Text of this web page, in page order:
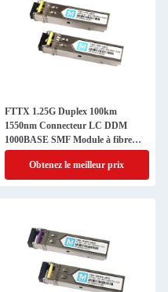
FTTX 1.25G Duplex 100km
1550nm Connecteur LC DDM
1000BASE SMF Module à fibre
optique Transcepteur SFP
branchableObtenez le meilleur prix